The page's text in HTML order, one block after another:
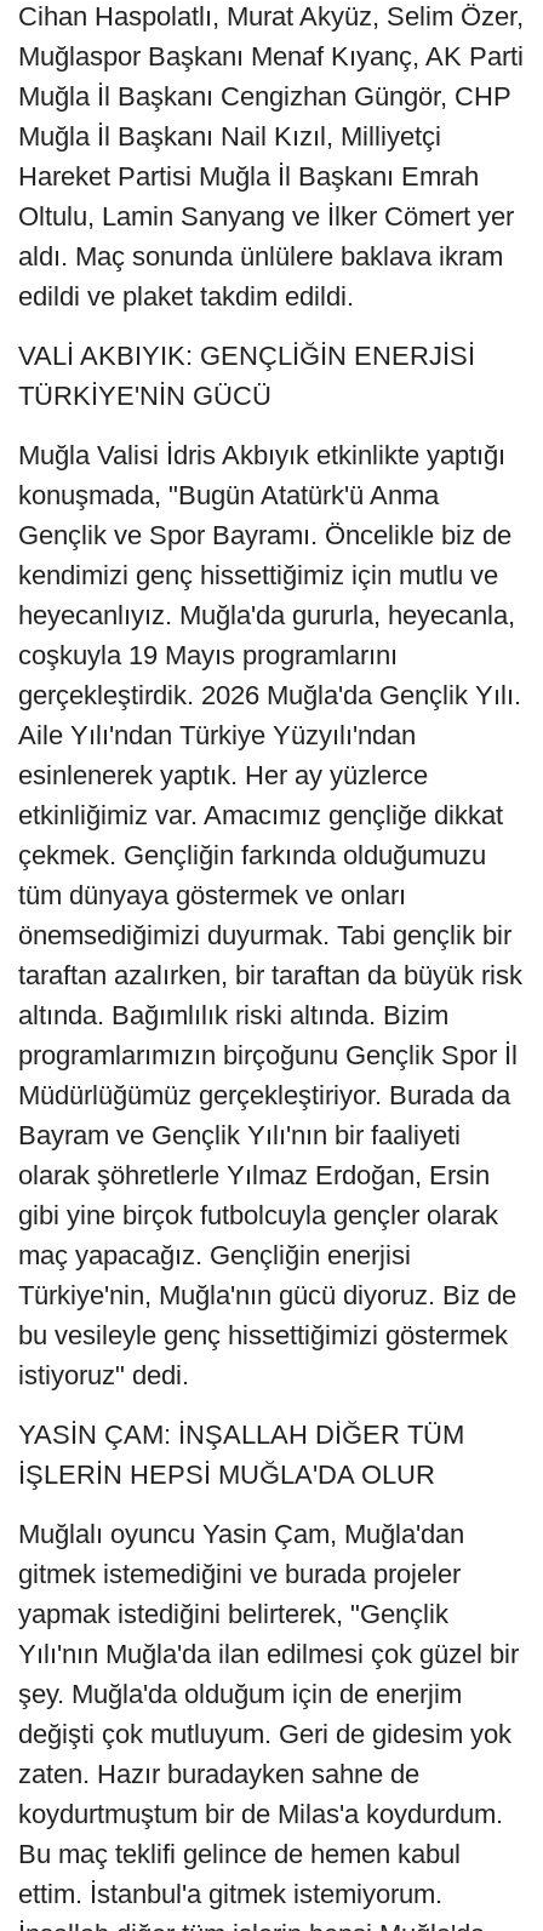
Cihan Haspolatlı, Murat Akyüz, Selim Özer,
Muğlaspor Başkanı Menaf Kıyanç, AK Parti
Muğla İl Başkanı Cengizhan Güngör, CHP
Muğla İl Başkanı Nail Kızıl, Milliyetçi
Hareket Partisi Muğla İl Başkanı Emrah
Oltulu, Lamin Sanyang ve İlker Cömert yer
aldı. Maç sonunda ünlülere baklava ikram
edildi ve plaket takdim edildi.
VALİ AKBIYIK: GENÇLİĞİN ENERJİSİ
TÜRKİYE'NİN GÜCÜ
Muğla Valisi İdris Akbıyık etkinlikte yaptığı
konuşmada, "Bugün Atatürk'ü Anma
Gençlik ve Spor Bayramı. Öncelikle biz de
kendimizi genç hissettiğimiz için mutlu ve
heyecanlıyız. Muğla'da gururla, heyecanla,
coşkuyla 19 Mayıs programlarını
gerçekleştirdik. 2026 Muğla'da Gençlik Yılı.
Aile Yılı'ndan Türkiye Yüzyılı'ndan
esinlenerek yaptık. Her ay yüzlerce
etkinliğimiz var. Amacımız gençliğe dikkat
çekmek. Gençliğin farkında olduğumuzu
tüm dünyaya göstermek ve onları
önemsediğimizi duyurmak. Tabi gençlik bir
taraftan azalırken, bir taraftan da büyük risk
altında. Bağımlılık riski altında. Bizim
programlarımızın birçoğunu Gençlik Spor İl
Müdürlüğümüz gerçekleştiriyor. Burada da
Bayram ve Gençlik Yılı'nın bir faaliyeti
olarak şöhretlerle Yılmaz Erdoğan, Ersin
gibi yine birçok futbolcuyla gençler olarak
maç yapacağız. Gençliğin enerjisi
Türkiye'nin, Muğla'nın gücü diyoruz. Biz de
bu vesileyle genç hissettiğimizi göstermek
istiyoruz" dedi.
YASİN ÇAM: İNŞALLAH DİĞER TÜM
İŞLERİN HEPSİ MUĞLA'DA OLUR
Muğlalı oyuncu Yasin Çam, Muğla'dan
gitmek istemediğini ve burada projeler
yapmak istediğini belirterek, "Gençlik
Yılı'nın Muğla'da ilan edilmesi çok güzel bir
şey. Muğla'da olduğum için de enerjim
değişti çok mutluyum. Geri de gidesim yok
zaten. Hazır buradayken sahne de
koydurtmuştum bir de Milas'a koydurdum.
Bu maç teklifi gelince de hemen kabul
ettim. İstanbul'a gitmek istemiyorum.